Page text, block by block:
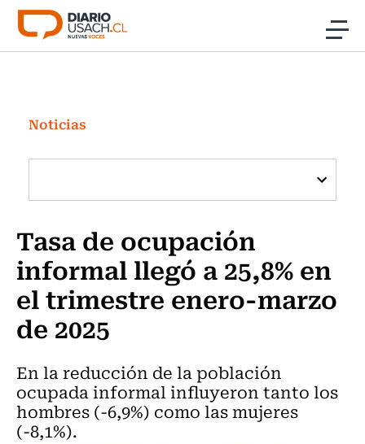
Click acá para ir directamente al contenido
Investigación
Cultura
Programas Radio y TV Usach
Noticias
Tasa de ocupación
informal llegó a 25,8% en
el trimestre enero-marzo
de 2025
En la reducción de la población
ocupada informal influyeron tanto los
hombres (-6,9%) como las mujeres
(-8,1%).